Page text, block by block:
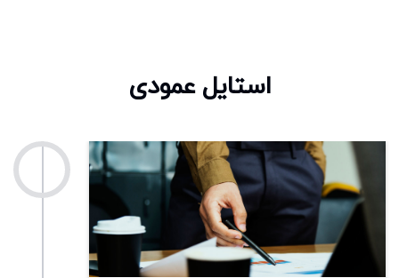
استایل عمودی